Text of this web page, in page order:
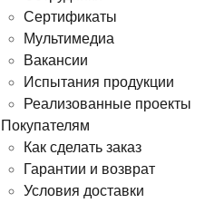
Сертификаты
Мультимедиа
Вакансии
Испытания продукции
Реализованные проекты
Покупателям
Как сделать заказ
Гарантии и возврат
Условия доставки